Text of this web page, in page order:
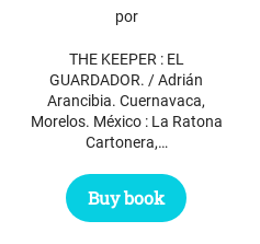
por
THE KEEPER : EL
GUARDADOR. / Adrián
Arancibia. Cuernavaca,
Morelos. México : La Ratona
Cartonera,…
Buy book